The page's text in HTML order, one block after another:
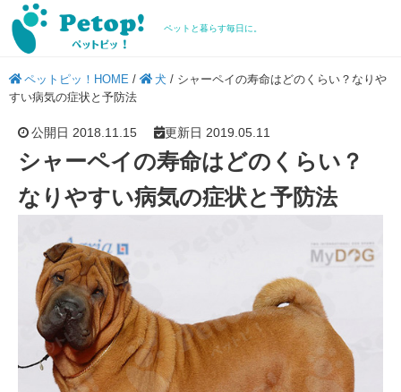
ペットと暮らす毎日に。
ペットピッ！HOME / 犬 / シャーペイの寿命はどのくらい？なりや
すい病気の症状と予防法
公開日 2018.11.15 更新日 2019.05.11
シャーペイの寿命はどのくらい？
なりやすい病気の症状と予防法